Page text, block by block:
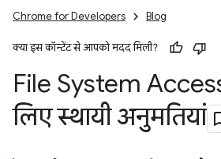
Chrome for Developers Blog
क्या इस कॉन्टेंट से आपको मदद मिली?
File System
लिए स्थायी अनुमतियां